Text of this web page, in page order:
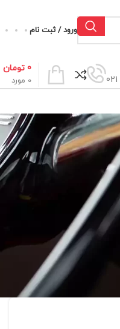
ورود / ثبت نام
0 مورد
0 تومان